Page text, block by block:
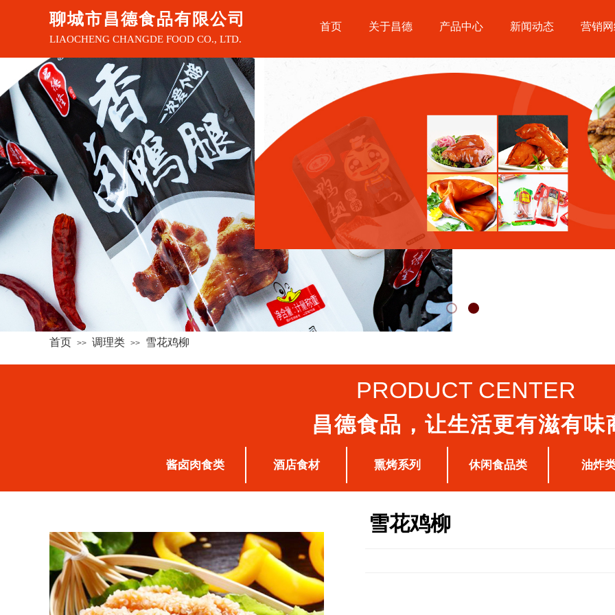
LIAOCHENG CHANGDE FOOD CO., LTD.
首页 关于昌德 产品中心 新闻动态 营销
聊城市昌德食品有限公司
首页 >> 调理类 >> 雪花鸡柳
昌德食品，让生活更有滋有味
酱卤肉食类 酒店食材 熏烤系列 休闲食品类 油炸
PRODUCT CENTER
雪花鸡柳